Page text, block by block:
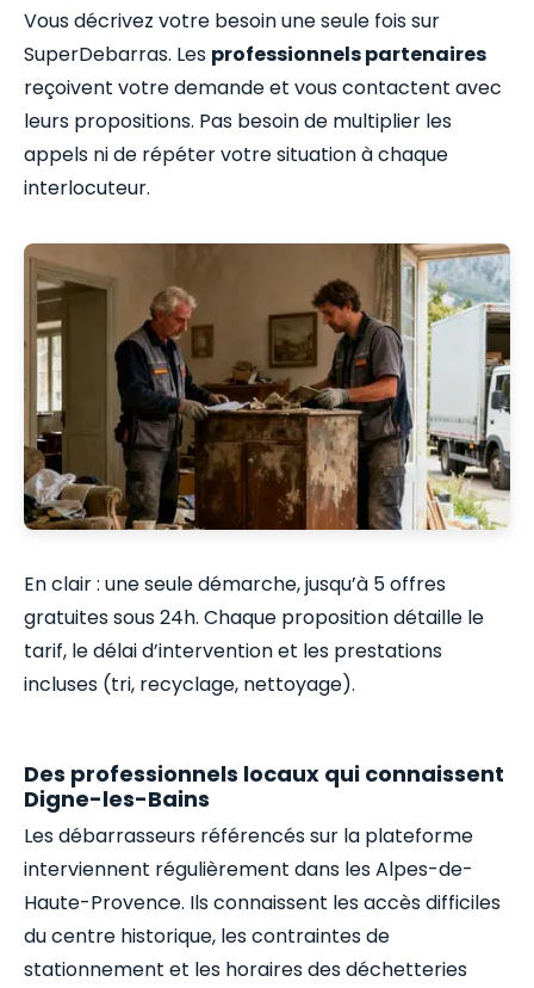
Vous décrivez votre besoin une seule fois sur
SuperDebarras. Les professionnels partenaires
reçoivent votre demande et vous contactent avec
leurs propositions. Pas besoin de multiplier les
appels ni de répéter votre situation à chaque
interlocuteur.
En clair : une seule démarche, jusqu’à 5 offres
gratuites sous 24h. Chaque proposition détaille le
tarif, le délai d’intervention et les prestations
incluses (tri, recyclage, nettoyage).
Des professionnels locaux qui connaissent
Digne-les-Bains
Les débarrasseurs référencés sur la plateforme
interviennent régulièrement dans les Alpes-de-
Haute-Provence. Ils connaissent les accès difficiles
du centre historique, les contraintes de
stationnement et les horaires des déchetteries